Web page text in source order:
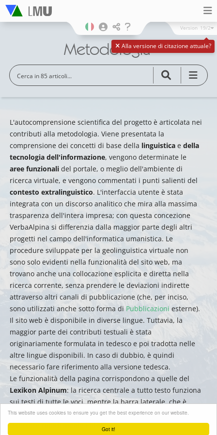
Got it!
This website uses cookies to ensure you get the best experience on our website.
Alla versione di citazione attuale?
Version 19/2
Metodologia
L'autocomprensione scientifica del progetto è articolata nei
contributi alla metodologia. Viene presentata la
comprensione dei concetti di base della linguistica e della
tecnologia dell'informazione, vengono determinate le
aree funzionali del portale, o meglio dell'ambiente di
ricerca virtuale, e vengono commentati i punti salienti del
contesto extralinguistico. L'interfaccia utente è stata
integrata con un discorso analitico che mira alla massima
trasparenza dell'intera impresa; con questa concezione
VerbaAlpina si differenzia dalla maggior parte degli altri
progetti nel campo dell'informatica umanistica. Le
procedure sviluppate per la geolinguistica virtuale non
sono solo evidenti nella funzionalità del sito web, ma
trovano anche una collocazione esplicita e diretta nella
ricerca corrente, senza prendere le deviazioni indirette
attraverso altri canali di pubblicazione (che, per inciso,
sono utilizzati anche sotto forma di Pubblicazioni esterne).
Il sito web è disponibile in diverse lingue. Tuttavia, la
maggior parte dei contributi testuali è stata
originariamente formulata in tedesco e poi tradotta nelle
altre lingue disponibili. In caso di dubbio, è quindi
necessario fare riferimento alla versione tedesca.
Le funzionalità della pagina corrispondono a quelle del
Lexikon Alpinum: la ricerca centrale a tutto testo funziona
sui testi di tutte le voci, mentre la barra laterale, che è
ordinata alfabeticamente, può essere utilizzata per filtrare
o cercare rapidamente i titoli.